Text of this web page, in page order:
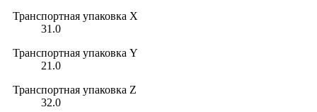
Транспортная упаковка X
31.0
Транспортная упаковка Y
21.0
Транспортная упаковка Z
32.0